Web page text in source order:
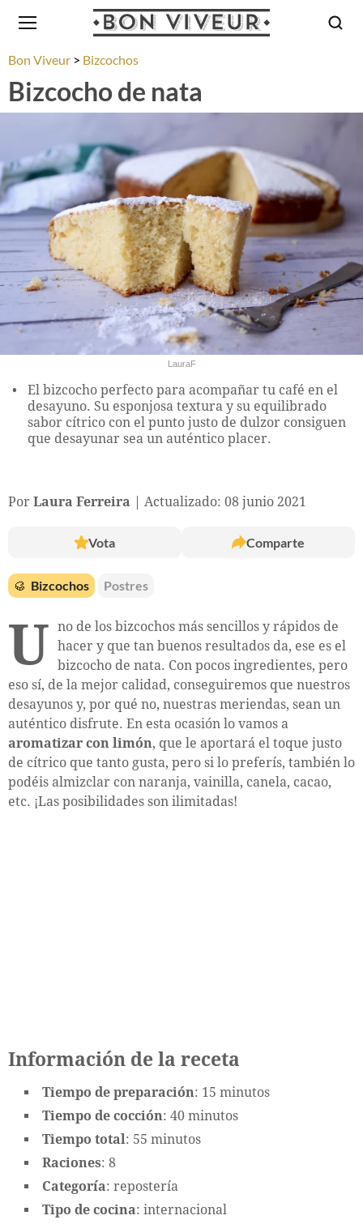
Bon Viveur Bizcochos
Bizcocho de nata
LauraF
El bizcocho perfecto para acompañar tu café en el
desayuno. Su esponjosa textura y su equilibrado
sabor cítrico con el punto justo de dulzor consiguen
que desayunar sea un auténtico placer.
Por Laura Ferreira Actualizado: 08 junio 2021
Vota Comparte
🥮 Bizcochos Postres
U no de los bizcochos más sencillos y rápidos de
hacer y que tan buenos resultados da, ese es el
bizcocho de nata. Con pocos ingredientes, pero
eso sí, de la mejor calidad, conseguiremos que nuestros
desayunos y, por qué no, nuestras meriendas, sean un
auténtico disfrute. En esta ocasión lo vamos a
aromatizar con limón, que le aportará el toque justo
de cítrico que tanto gusta, pero si lo preferís, también lo
podéis almizclar con naranja, vainilla, canela, cacao,
etc. ¡Las posibilidades son ilimitadas!
Información de la receta
Tiempo de preparación: 15 minutos
Tiempo de cocción: 40 minutos
Tiempo total : 55 minutos
Raciones: 8
Categoría: repostería
Tipo de cocina: internacional